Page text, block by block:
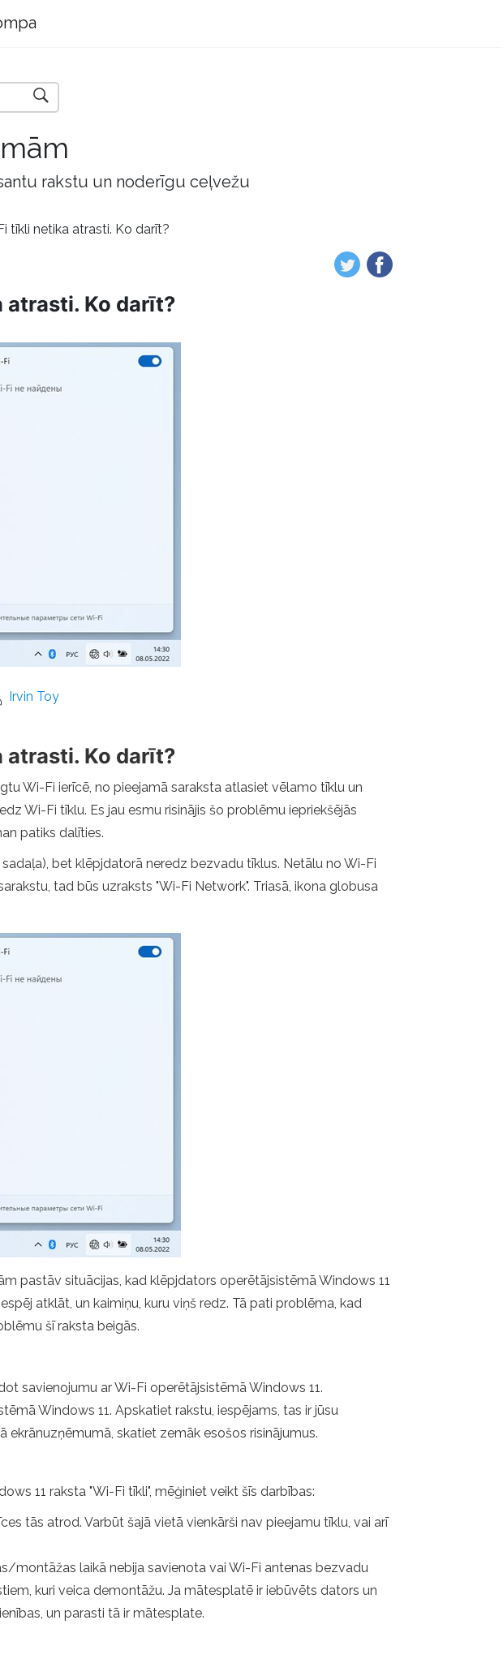
rakstu un noderīgu ceļvežu
tīkli netika atrasti. Ko darīt?
Ko darīt?
Irvin Toy
Ko darīt?
Wi-Fi ierīcē, no pieejamā saraksta atlasiet vēlamo tīklu un
Wi-Fi tīklu. Es jau esmu risinājis šo problēmu iepriekšējās
patiks dalīties.
bet klēpjdatorā neredz bezvadu tīklus. Netālu no Wi-Fi
tad būs uzraksts "Wi-Fi Network". Triasā, ikona globusa
pastāv situācijas, kad klēpjdators operētājsistēmā Windows 11
atklāt, un kaimiņu, kuru viņš redz. Tā pati problēma, kad
šī raksta beigās.
savienojumu ar Wi-Fi operētājsistēmā Windows 11.
Windows 11. Apskatiet rakstu, iespējams, tas ir jūsu
ekrānuzņēmumā, skatiet zemāk esošos risinājumus.
11 raksta "Wi-Fi tīkli", mēģiniet veikt šīs darbības:
tās atrod. Varbūt šajā vietā vienkārši nav pieejamu tīklu, vai arī
montāžas laikā nebija savienota vai Wi-Fi antenas bezvadu
kuri veica demontāžu. Ja mātesplatē ir iebūvēts dators un
un parasti tā ir mātesplate.